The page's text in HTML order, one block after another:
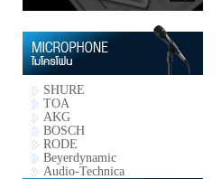
SHURE
TOA
AKG
BOSCH
RODE
Beyerdynamic
Audio-Technica